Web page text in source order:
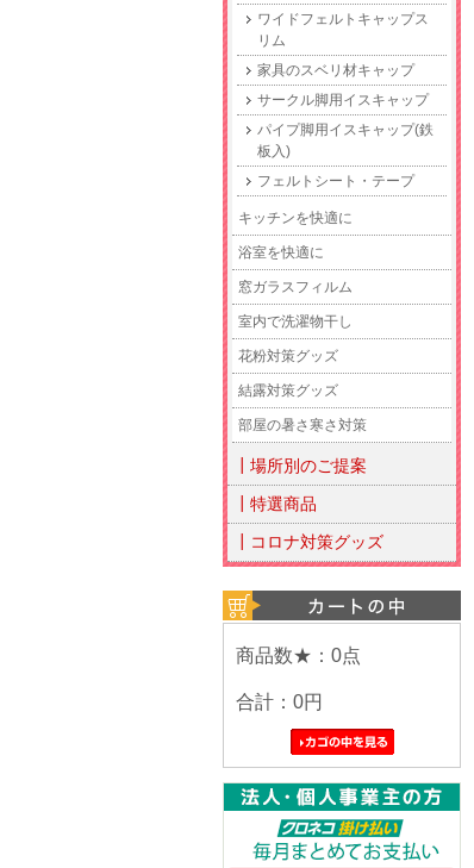
ワイドフェルトキャップス
リム
家具のスベリ材キャップ
サークル脚用イスキャップ
パイプ脚用イスキャップ(鉄
板入)
フェルトシート・テープ
キッチンを快適に
浴室を快適に
窓ガラスフィルム
室内で洗濯物干し
花粉対策グッズ
結露対策グッズ
部屋の暑さ寒さ対策
┃場所別のご提案
┃特選商品
┃コロナ対策グッズ
商品数★：0点
合計： 0円